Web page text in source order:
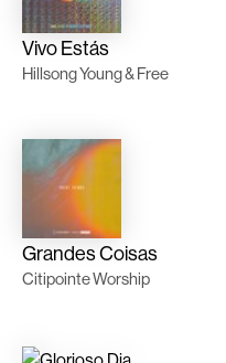
Vivo Estás
Hillsong Young & Free
Grandes Coisas
Citipointe Worship